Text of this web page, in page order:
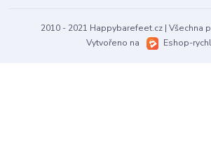
2010 - 2021 Happybarefeet.cz | Všechna
Vytvořeno na
Eshop-